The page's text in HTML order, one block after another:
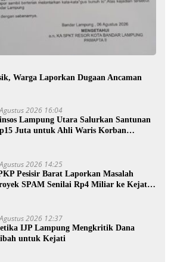
Warga Laporkan Dugaan Ancaman
2026 16:04
Lampung Utara Salurkan Santunan
Juta untuk Ahli Waris Korban
2026 14:25
Pesisir Barat Laporkan Masalah
SPAM Senilai Rp4 Miliar ke Kejati
2026 12:37
IJP Lampung Mengkritik Dana
untuk Kejati